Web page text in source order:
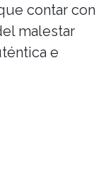
contar con
malestar
e